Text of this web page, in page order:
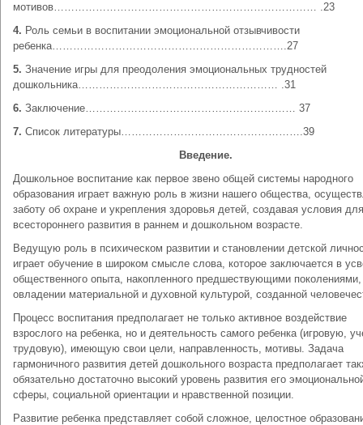
мотивов………………………………………………………………… .23
4. Роль семьи в воспитании эмоциональной отзывчивости
ребенка………………………………………………………….27
5. Значение игры для преодоления эмоциональных трудностей
дошкольника………………………………………………… .31
6. Заключение…………………………………………………… 37
7. Список литературы…………………………………………….39
Введение.
Дошкольное воспитание как первое звено общей системы народного
образования играет важную роль в жизни нашего общества,
заботу об охране и укрепления здоровья детей, создавая условия
всестороннего развития в раннем и дошкольном возрасте.
Ведущую роль в психическом развитии и становлении детской
играет обучение в широком смысле слова, которое заключается в
общественного опыта, накопленного предшествующими
овладении материальной и духовной культурой, созданной
Процесс воспитания предполагает не только активное воздействие
взрослого на ребенка, но и деятельность самого ребенка (игровую,
трудовую), имеющую свои цели, направленность, мотивы. Задача
гармоничного развития детей дошкольного возраста предполагает
обязательно достаточно высокий уровень развития его
сферы, социальной ориентации и нравственной позиции.
Развитие ребенка представляет собой сложное, целостное